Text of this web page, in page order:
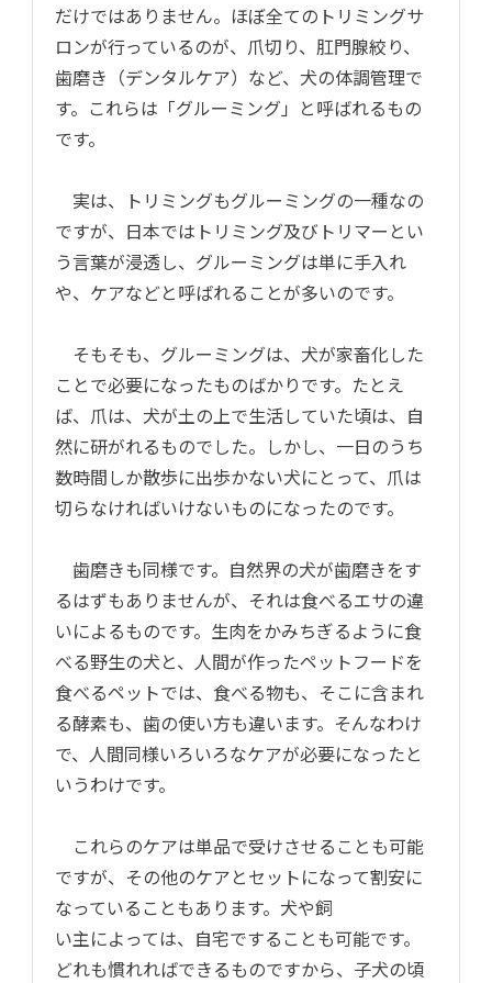
だけではありません。ほぼ全てのトリミングサ
ロンが行っているのが、爪切り、肛門腺絞り、
歯磨き（デンタルケア）など、犬の体調管理で
す。これらは「グルーミング」と呼ばれるもの
です。
実は、トリミングもグルーミングの一種なの
ですが、日本ではトリミング及びトリマーとい
う言葉が浸透し、グルーミングは単に手入れ
や、ケアなどと呼ばれることが多いのです。
そもそも、グルーミングは、犬が家畜化した
ことで必要になったものばかりです。たとえ
ば、爪は、犬が土の上で生活していた頃は、自
然に研がれるものでした。しかし、一日のうち
数時間しか散歩に出歩かない犬にとって、爪は
切らなければいけないものになったのです。
歯磨きも同様です。自然界の犬が歯磨きをす
るはずもありませんが、それは食べるエサの違
いによるものです。生肉をかみちぎるように食
べる野生の犬と、人間が作ったペットフードを
食べるペットでは、食べる物も、そこに含まれ
る酵素も、歯の使い方も違います。そんなわけ
で、人間同様いろいろなケアが必要になったと
いうわけです。
これらのケアは単品で受けさせることも可能
ですが、その他のケアとセットになって割安に
なっていることもあります。犬や飼
い主によっては、自宅ですることも可能です。
どれも慣れればできるものですから、子犬の頃